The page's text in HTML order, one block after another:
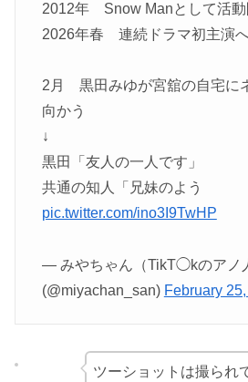
2012年 Snow Manとして活動
2026年春 連続ドラマ初主演
2月 黒田みゆが宮舘の自宅に
向かう
↓
黒田「友人の一人です」
共通の知人「兄妹のよう
pic.twitter.com/ino3I9TwHP
— みやちゃん（TikT◯kのアノ
(@miyachan_san) February
ツーショットは撮られ